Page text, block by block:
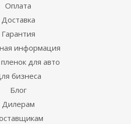
Оплата
Доставка
Гарантия
информация
для авто
бизнеса
Блог
Дилерам